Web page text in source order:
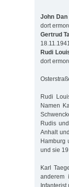
John Dan
dort
Gertrud
Rudi
dort
Rudi
Namen
Rudis
Anhalt
Hamburg
und sie 19
Karl
anderem